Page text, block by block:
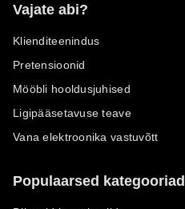
Vajate abi?
Klienditeenindus
Pretensioonid
Mööbli hooldusjuhised
Ligipääsetavuse teave
Vana elektroonika vastuvõtt
Populaarsed kategooriad